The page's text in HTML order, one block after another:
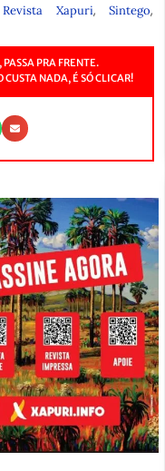
Revista Xapuri,Sintego,
PRA FRENTE.
CUSTA NADA, É SÓ CLICAR!